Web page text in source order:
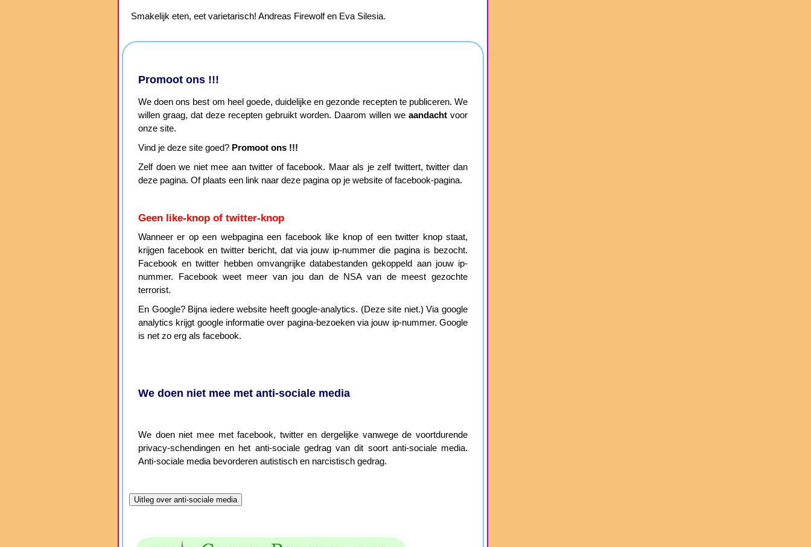
Smakelijk eten, eet varietarisch! Andreas Firewolf en Eva Silesia.
Promoot ons !!!
We doen ons best om heel goede, duidelijke en gezonde recepten te publiceren. We
willen graag, dat deze recepten gebruikt worden. Daarom willen we aandacht voor
onze site.
Vind je deze site goed? Promoot ons !!!
Zelf doen we niet mee aan twitter of facebook. Maar als je zelf twittert, twitter dan
deze pagina. Of plaats een link naar deze pagina op je website of facebook-pagina.
Geen like-knop of twitter-knop
Wanneer er op een webpagina een facebook like knop of een twitter knop staat,
krijgen facebook en twitter bericht, dat via jouw ip-nummer die pagina is bezocht.
Facebook en twitter hebben omvangrijke databestanden gekoppeld aan jouw ip-
nummer. Facebook weet meer van jou dan de NSA van de meest gezochte
terrorist.
En Google? Bijna iedere website heeft google-analytics. (Deze site niet.) Via google
analytics krijgt google informatie over pagina-bezoeken via jouw ip-nummer. Google
is net zo erg als facebook.
We doen niet mee met anti-sociale media
We doen niet mee met facebook, twitter en dergelijke vanwege de voortdurende
privacy-schendingen en het anti-sociale gedrag van dit soort anti-sociale media.
Anti-sociale media bevorderen autistisch en narcistisch gedrag.